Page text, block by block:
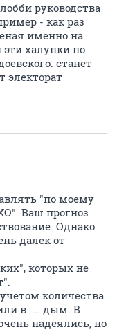
руководства
- как раз
именно на
халупки по
станет
электорат
"по моему
Ваш прогноз
Однако
далек от
которых не
количества
в .... дым. В
надеялись, но